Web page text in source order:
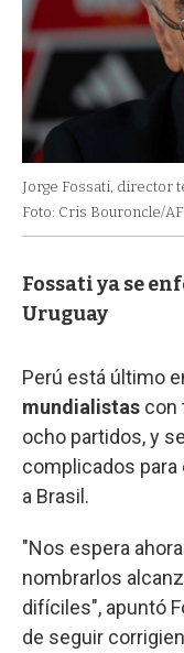
Jorge Fossati, director
Foto: Cris Bouroncle/
Fossati ya se
Uruguay
Perú está último
mundialistas con
ocho partidos, y
complicados para
a Brasil.
"Nos espera
nombrarlos
difíciles", apuntó
de seguir